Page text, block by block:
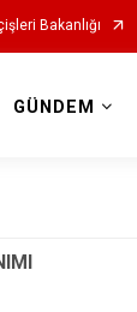
Bakanlığı
GÜNDEM